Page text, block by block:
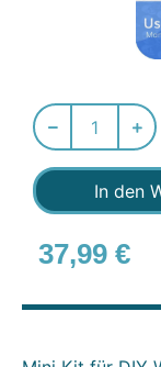
In den
37,99 €